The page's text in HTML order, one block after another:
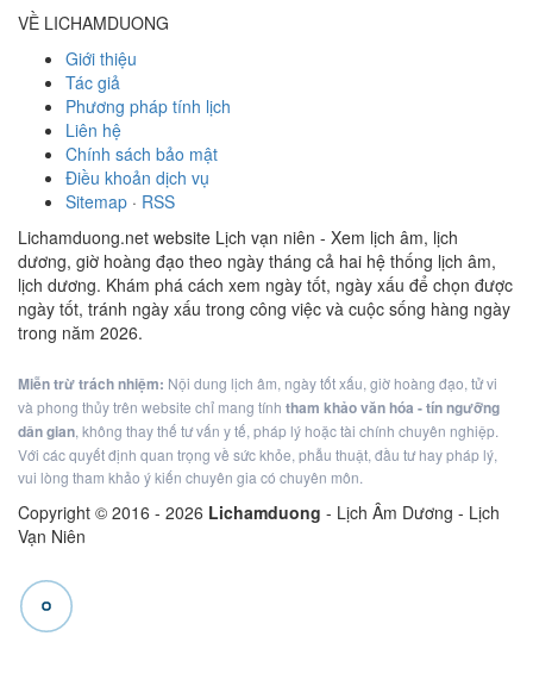
VỀ LICHAMDUONG
Giới thiệu
Tác giả
Phương pháp tính lịch
Liên hệ
Chính sách bảo mật
Điều khoản dịch vụ
Sitemap · RSS
Lichamduong.net website Lịch vạn niên - Xem lịch âm, lịch
dương, giờ hoàng đạo theo ngày tháng cả hai hệ thống lịch âm,
lịch dương. Khám phá cách xem ngày tốt, ngày xấu để chọn được
ngày tốt, tránh ngày xấu trong công việc và cuộc sống hàng ngày
trong năm 2026.
Miễn trừ trách nhiệm: Nội dung lịch âm, ngày tốt xấu, giờ hoàng đạo, tử vi
và phong thủy trên website chỉ mang tính tham khảo văn hóa - tín ngưỡng
dân gian, không thay thế tư vấn y tế, pháp lý hoặc tài chính chuyên nghiệp.
Với các quyết định quan trọng về sức khỏe, phẫu thuật, đầu tư hay pháp lý,
vui lòng tham khảo ý kiến chuyên gia có chuyên môn.
Copyright © 2016 - 2026 Lichamduong - Lịch Âm Dương - Lịch
Vạn Niên